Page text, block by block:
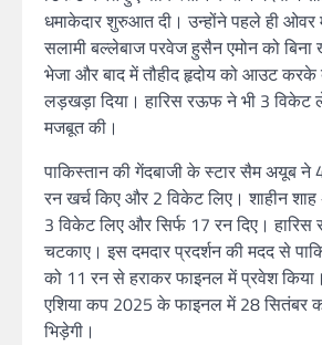
धमाकेदार शुरुआत दी। उन्होंने पहले ही ओवर
सलामी बल्लेबाज परवेज हुसैन एमोन को
भेजा और बाद में तौहीद हृदोय को आउट करके
लड़खड़ा दिया। हारिस रऊफ ने भी 3 विकेट
मजबूत की।
पाकिस्तान की गेंदबाजी के स्टार सैम अयूब
रन खर्च किए और 2 विकेट लिए। शाहीन
3 विकेट लिए और सिर्फ 17 रन दिए।
चटकाए। इस दमदार प्रदर्शन की मदद से
को 11 रन से हराकर फाइनल में प्रवेश
एशिया कप 2025 के फाइनल में 28 सितंबर
भिड़ेगी।